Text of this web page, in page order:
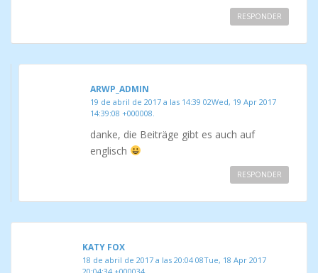
RESPONDER
ARWP_ADMIN
19 de abril de 2017 a las 14:39 02Wed, 19 Apr 2017
14:39:08 +000008.
danke, die Beiträge gibt es auch auf
englisch
RESPONDER
KATY FOX
18 de abril de 2017 a las 20:04 08Tue, 18 Apr 2017